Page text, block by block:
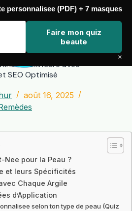
de Skincare avec
SEO Optimisé
août 16, 2025
Nee pour la Peau ?
et leurs Spécificités
Chaque Argile
d’Application
selon ton type de peau (Quiz
personnalisee (PDF) + 7 masques
Faire mon quiz
beaute
×